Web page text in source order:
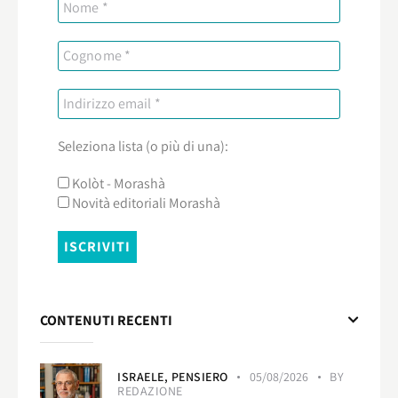
Seleziona lista (o più di una):
Kolòt - Morashà
Novità editoriali Morashà
CONTENUTI RECENTI
ISRAELE, PENSIERO 05/08/2026
BY
REDAZIONE